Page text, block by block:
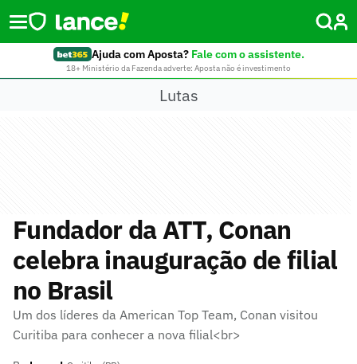
Ajuda com Aposta? Fale com o assistente.
18+ Ministério da Fazenda adverte: Aposta não é investimento
Lutas
Fundador da ATT, Conan
celebra inauguração de filial
no Brasil
Um dos líderes da American Top Team, Conan visitou
Curitiba para conhecer a nova filial<br>